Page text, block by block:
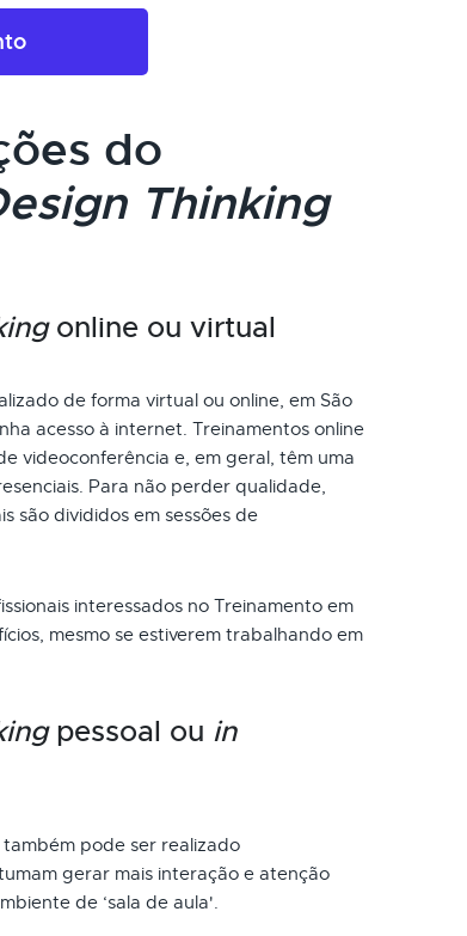
do
Thinking
online ou virtual
de forma virtual ou online, em São
acesso à internet. Treinamentos online
videoconferência e, em geral, têm uma
Para não perder qualidade,
são divididos em sessões de
interessados no Treinamento em
mesmo se estiverem trabalhando em
pessoal ou in
também pode ser realizado
gerar mais interação e atenção
de ‘sala de aula'.